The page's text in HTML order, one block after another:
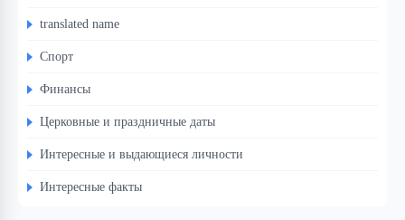
translated name
Спорт
Финансы
Церковные и праздничные даты
Интересные и выдающиеся личности
Интересные факты